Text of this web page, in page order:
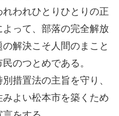
われひとりひとりの正
って、部落の完全解放
解決こそ人間のまこと
のつとめである。
措置法の主旨を守り、
よい松本市を築くため